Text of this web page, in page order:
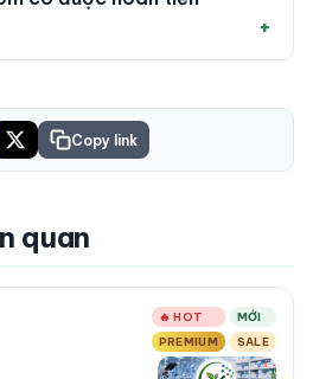
Copy link
quan
🔥 HOT
MỚI
PREMIUM
SALE